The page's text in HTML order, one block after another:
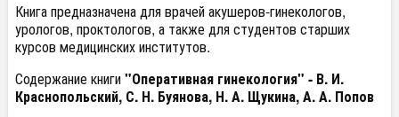
Книга предназначена для врачей акушеров-гинекологов,
урологов, проктологов, а также для студентов старших
курсов медицинских институтов.
Содержание книги"Оперативная гинекология" - В. И.
Краснопольский, С. Н. Буянова, Н. А. Щукина, А. А. Попов